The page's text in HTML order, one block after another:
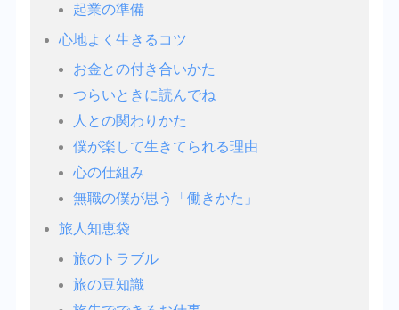
起業の準備
心地よく生きるコツ
お金との付き合いかた
つらいときに読んでね
人との関わりかた
僕が楽して生きてられる理由
心の仕組み
無職の僕が思う「働きかた」
旅人知恵袋
旅のトラブル
旅の豆知識